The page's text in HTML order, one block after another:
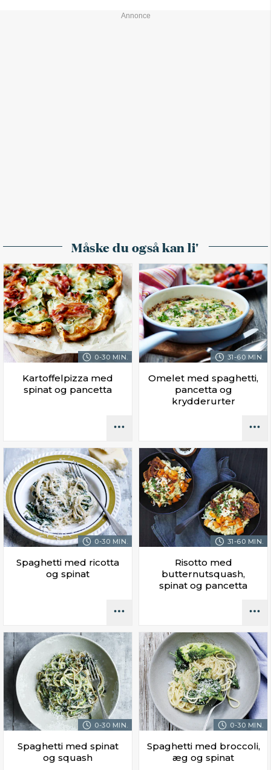
Måske du også kan li'
0-30 MIN.
Kartoffelpizza med
spinat og pancetta
31-60 MIN.
Omelet med spaghetti,
pancetta og
krydderurter
0-30 MIN.
Spaghetti med ricotta
og spinat
31-60 MIN.
Risotto med
butternutsquash,
spinat og pancetta
0-30 MIN.
Spaghetti med spinat
og squash
0-30 MIN.
Spaghetti med broccoli,
æg og spinat